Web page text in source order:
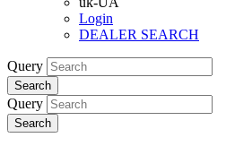
Login
DEALER SEARCH
Query
Search
Query
Search